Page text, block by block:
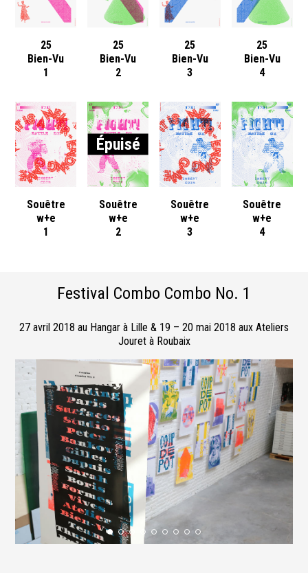
25
Bien-Vu
1
25
Bien-Vu
2
25
Bien-Vu
3
25
Bien-Vu
4
Souêtre
w+e
1
Épuisé
Souêtre
w+e
2
Souêtre
w+e
3
Souêtre
w+e
4
Festival Combo Combo No. 1
27 avril 2018 au Hangar à Lille & 19 – 20 mai 2018 aux Ateliers
Jouret à Roubaix